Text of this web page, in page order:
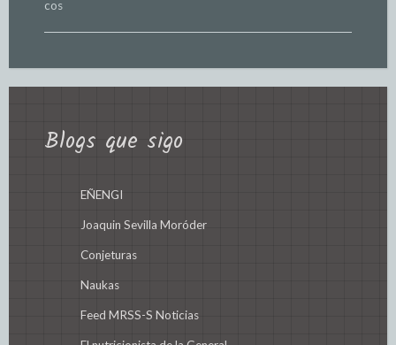
Blogs que sigo
EÑENGI
Joaquin Sevilla Moróder
Conjeturas
Naukas
Feed MRSS-S Noticias